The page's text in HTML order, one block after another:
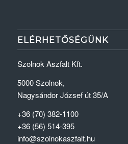
ELÉRHETŐSÉGÜNK
Szolnok Aszfalt Kft.
5000 Szolnok,
Nagysándor József út 35/A
+36 (70) 382-1100
+36 (56) 514-395
info@szolnokaszfalt.hu